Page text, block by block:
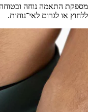
מספקת התאמה נוחה
ללחוץ או לגרום לאי־נוחות.